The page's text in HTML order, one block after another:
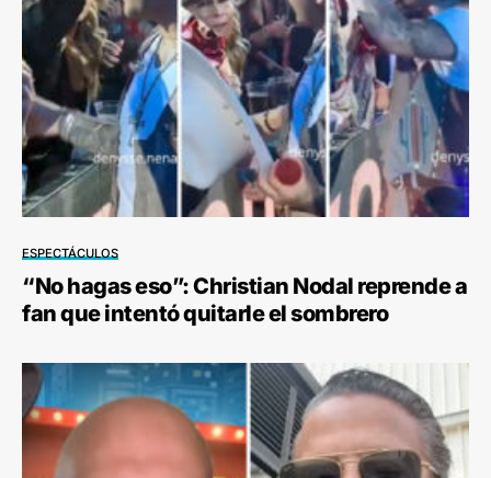
ESPECTÁCULOS
“No hagas eso”: Christian Nodal reprende a
fan que intentó quitarle el sombrero